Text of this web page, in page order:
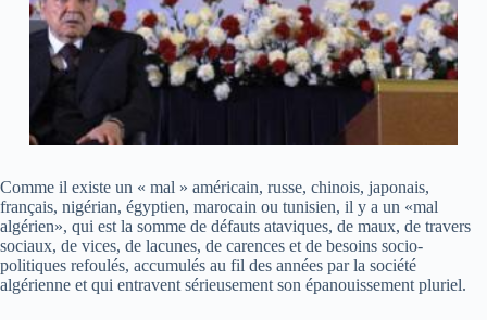
Comme il existe un « mal » américain, russe, chinois, japonais,
français, nigérian, égyptien, marocain ou tunisien, il y a un «mal
algérien», qui est la somme de défauts ataviques, de maux, de travers
sociaux, de vices, de lacunes, de carences et de besoins socio-
politiques refoulés, accumulés au fil des années par la société
algérienne et qui entravent sérieusement son épanouissement pluriel.